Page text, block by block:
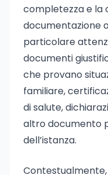
completezza e la
documentazione
particolare
documenti
che provano
familiare,
di salute,
altro documento
dell’istanza.